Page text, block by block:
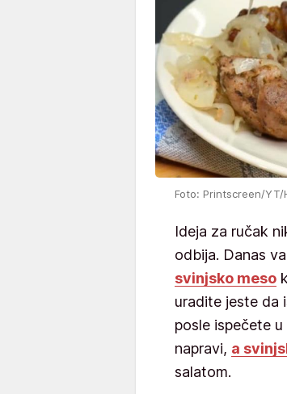
Foto: Printscreen/YT/
Ideja za ručak
odbija. Danas
svinjsko meso
uradite jeste da
posle ispečete
napravi, a
salatom.